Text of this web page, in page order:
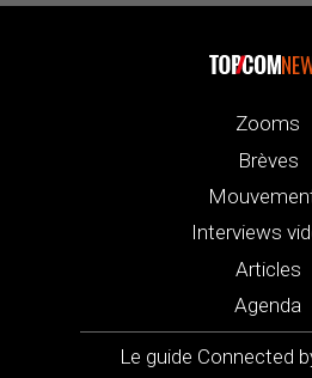
Zooms
Brèves
Interviews
Articles
Agenda
Le guide Connected